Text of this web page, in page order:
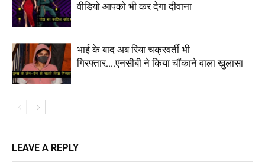
वीडियो आपको भी कर देगा दीवाना
भाई के बाद अब रिया चक्रवर्ती भी
गिरफ्तार….एनसीबी ने किया चौंकाने वाला खुलासा
LEAVE A REPLY